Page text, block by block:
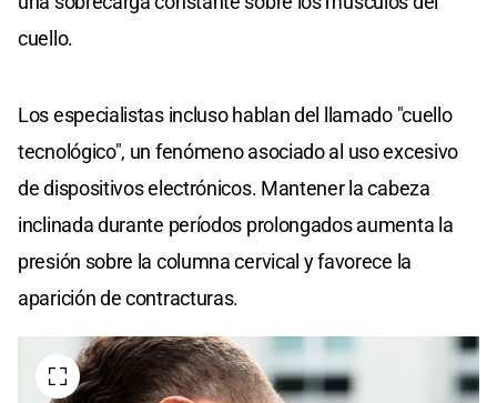
cuello.
Los especialistas incluso hablan del llamado "cuello
tecnológico", un fenómeno asociado al uso excesivo
de dispositivos electrónicos. Mantener la cabeza
inclinada durante períodos prolongados aumenta la
presión sobre la columna cervical y favorece la
aparición de contracturas.